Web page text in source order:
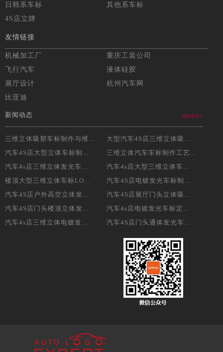
日韩系车标
其他系车标
4S店立牌
友情链接
机械加工厂
重庆工装公司
飞行汽车
液体硅胶
展厅设计
杭州汽车网
比亚迪
新闻动态 more>
三维立体吸塑车标制作与维...
大型汽车4S店三维立体吸...
汽车4S店大型立体车标制...
三维立体汽车车标制作工艺...
汽车4s店三维立体发光车...
汽车4s店大型三维立体车...
楼顶大型三维立体车标LO...
汽车4S店电镀发光车标制...
汽车4S店户外高空立体发...
汽车4S店展厅门头立体吸...
汽车4S店门头楼顶立体发...
汽车4s店电镀发光车标定...
汽车4s店三维立体电镀发...
汽车4S店门头通体发光车...